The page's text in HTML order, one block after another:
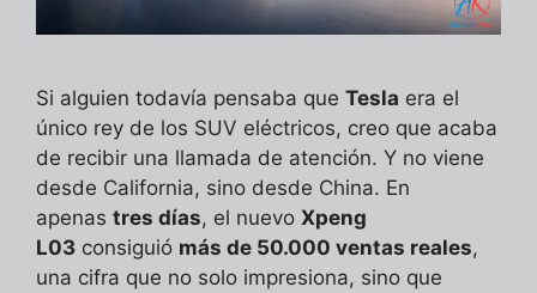
Si alguien todavía pensaba que Tesla era el
único rey de los SUV eléctricos, creo que acaba
de recibir una llamada de atención. Y no viene
desde California, sino desde China. En
apenas tres días, el nuevo Xpeng
L03 consiguió más de 50.000 ventas reales,
una cifra que no solo impresiona, sino que